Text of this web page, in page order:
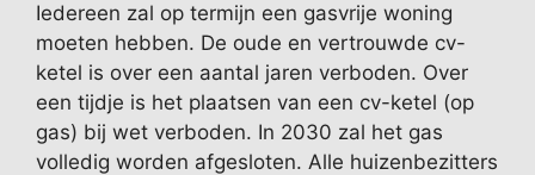
Iedereen zal op termijn een gasvrije woning
moeten hebben. De oude en vertrouwde cv-
ketel is over een aantal jaren verboden. Over
een tijdje is het plaatsen van een cv-ketel (op
gas) bij wet verboden. In 2030 zal het gas
volledig worden afgesloten. Alle huizenbezitters